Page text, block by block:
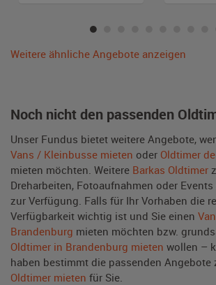
Weitere ähnliche Angebote anzeigen
Noch nicht den passenden
Unser Fundus bietet weitere Angebote,
Vans / Kleinbusse mieten oder Oldtimer
mieten möchten. Weitere Barkas Oldtimer
Dreharbeiten, Fotoaufnahmen oder
zur Verfügung. Falls für Ihr Vorhaben die
Verfügbarkeit wichtig ist und Sie einen
Brandenburg mieten möchten bzw.
Oldtimer in Brandenburg mieten wollen –
haben bestimmt die passenden Angebote
Oldtimer mieten für Sie.